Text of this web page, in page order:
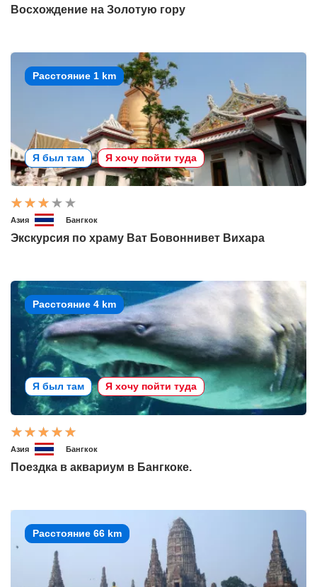
Восхождение на Золотую гору
Расстояние 1 km
Я был там Я хочу пойти туда
Азия Бангкок
Экскурсия по храму Ват Бовоннивет Вихара
Расстояние 4 km
Я был там Я хочу пойти туда
Азия Бангкок
Поездка в аквариум в Бангкоке.
Расстояние 66 km